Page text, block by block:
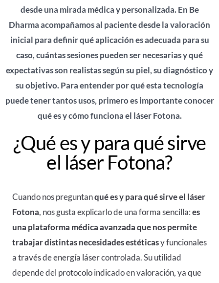
desde una mirada médica y personalizada. En Be
Dharma acompañamos al paciente desde la valoración
inicial para definir qué aplicación es adecuada para su
caso, cuántas sesiones pueden ser necesarias y qué
expectativas son realistas según su piel, su diagnóstico y
su objetivo. Para entender por qué esta tecnología
puede tener tantos usos, primero es importante conocer
qué es y cómo funciona el láser Fotona.
¿Qué es y para qué sirve
el láser Fotona?
Cuando nos preguntanqué es y para qué sirve el láser
Fotona, nos gusta explicarlo de una forma sencilla:es
una plataforma médica avanzada que nos permite
trabajar distintas necesidades estéticasy funcionales
a través de energía láser controlada. Su utilidad
depende del protocolo indicado en valoración, ya que